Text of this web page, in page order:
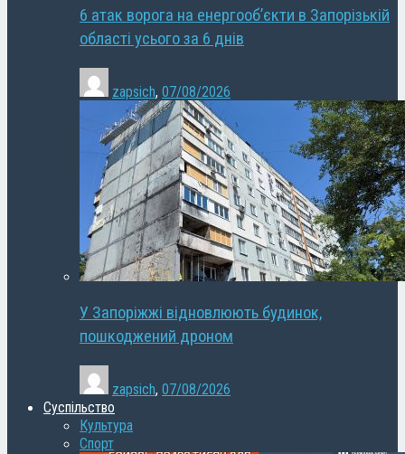
6 атак ворога на енергооб’єкти в Запорізькій
області усього за 6 днів
zapsich, 07/08/2026
У Запоріжжі відновлюють будинок,
пошкоджений дроном
zapsich, 07/08/2026
Суспільство
Культура
Спорт